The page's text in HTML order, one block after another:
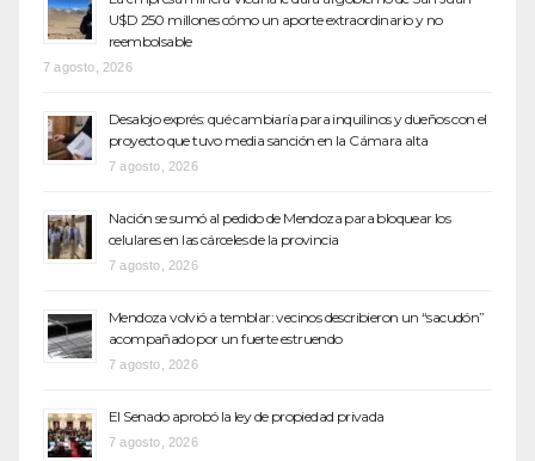
U$D 250 millones cómo un aporte extraordinario y no
reembolsable
7 agosto, 2026
Desalojo exprés: qué cambiaría para inquilinos y dueños con el
proyecto que tuvo media sanción en la Cámara alta
7 agosto, 2026
Nación se sumó al pedido de Mendoza para bloquear los
celulares en las cárceles de la provincia
7 agosto, 2026
Mendoza volvió a temblar: vecinos describieron un “sacudón”
acompañado por un fuerte estruendo
7 agosto, 2026
El Senado aprobó la ley de propiedad privada
7 agosto, 2026